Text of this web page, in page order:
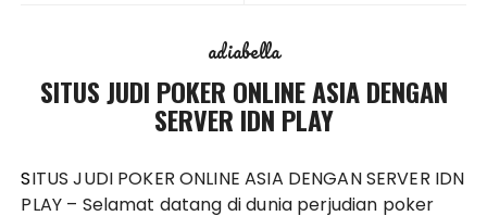
adiabella
SITUS JUDI POKER ONLINE ASIA DENGAN
SERVER IDN PLAY
SITUS JUDI POKER ONLINE ASIA DENGAN SERVER IDN
PLAY – Selamat datang di dunia perjudian poker